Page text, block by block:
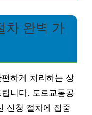
차 완벽 가
하게 처리하는 상
니다. 도로교통공
신청 절차에 집중